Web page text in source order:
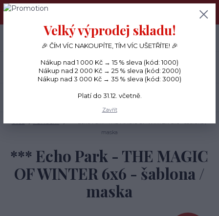
PŘÁNÍČKA a PAPÍROVÉ DÁRKY odesílám každý den, KREATIVNÍ
Menu
CZK
+420 734 380 930
(Po-Ne, 8-20 hod.)
maska
*** Echo Park - THE MAGIC
OF WINTER 6x6 - šablona /
maska
Velký výprodej skladu!
🎉 ČÍM VÍC NAKOUPÍTE, TÍM VÍC UŠETŘÍTE! 🎉
Nákup nad 1 000 Kč → 15 % sleva (kód: 1000)
Nákup nad 2 000 Kč → 25 % sleva (kód: 2000)
Nákup nad 3 000 Kč → 35 % sleva (kód: 3000)
Platí do 31.12. včetně.
Zavřít